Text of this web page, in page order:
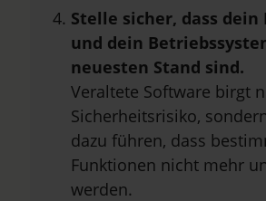
Stelle sicher, dass dein
und dein
neuesten Stand sind.
Veraltete Software birgt
Sicherheitsrisiko,
dazu führen, dass
Funktionen nicht mehr
werden.